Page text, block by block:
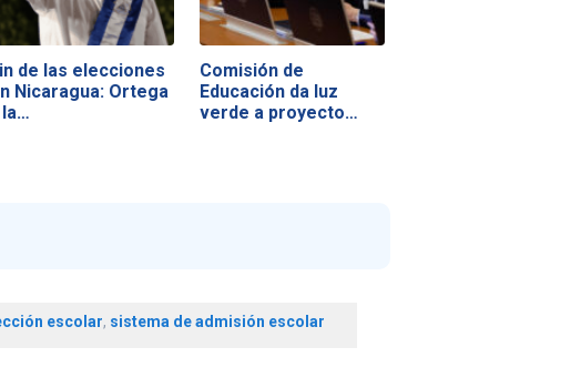
de las elecciones
Nicaragua: Ortega
la…
Comisión de
Educación da luz
verde a proyecto
escolar, sistema de admisión escolar